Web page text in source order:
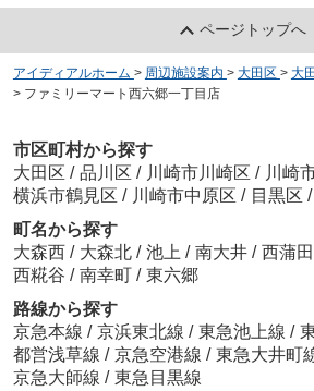
ページトップへ
アイディアルホーム > 周辺施設案内 > 大田区 > 大
> ファミリーマート西六郷一丁目店
市区町村から探す
大田区 / 品川区 / 川崎市川崎区 / 川崎
横浜市鶴見区 / 川崎市中原区 / 目黒区 /
町名から探す
大森西 / 大森北 / 池上 / 南大井 / 西蒲田
西糀谷 / 南幸町 / 東六郷
路線から探す
京急本線 / 京浜東北線 / 東急池上線 /
都営浅草線 / 京急空港線 / 東急大井町
京急大師線 / 東急目黒線